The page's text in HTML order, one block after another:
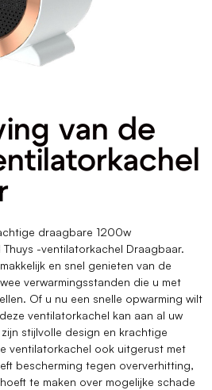
van de
draagbare 1200w
-ventilatorkachel Draagbaar.
en snel genieten van de
verwarmingsstanden die u met
Of u nu een snelle opwarming wilt
ventilatorkachel kan aan al uw
stijlvolle design en krachtige
ventilatorkachel ook uitgerust met
bescherming tegen oververhitting,
te maken over mogelijke schade